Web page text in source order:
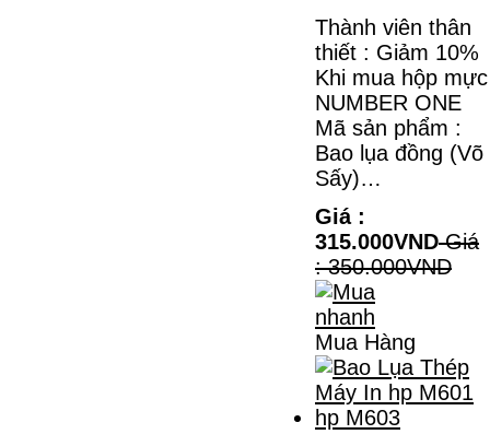
Thành viên thân
thiết : Giảm 10%
Khi mua hộp mực
NUMBER ONE
Mã sản phẩm :
Bao lụa đồng (Võ
Sấy)…
Giá :
315.000VNDGiá
: 350.000VND
Mua Hàng